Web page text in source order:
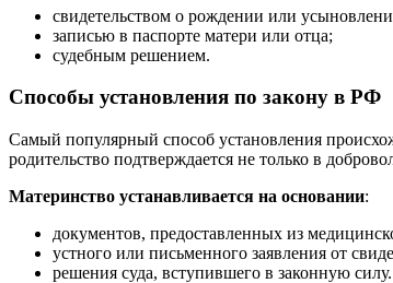
свидетельством о рождении или
записью в паспорте матери или отца;
судебным решением.
Способы установления по закону в РФ
Самый популярный способ установления
родительство подтверждается не только в
Материнство устанавливается на основании:
документов, предоставленных из
устного или письменного заявления от
решения суда, вступившего в законную силу.